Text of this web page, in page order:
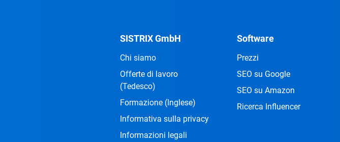
SISTRIX GmbH
Chi siamo
Offerte di lavoro
(Tedesco)
Formazione (Inglese)
Informativa sulla privacy
Informazioni legali
Software
Prezzi
SEO su Google
SEO su Amazon
Ricerca Influencer